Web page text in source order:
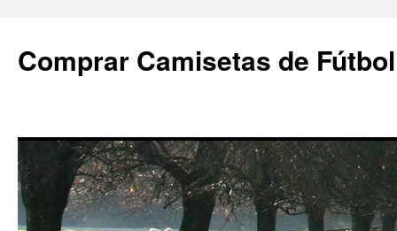
Comprar Camisetas de